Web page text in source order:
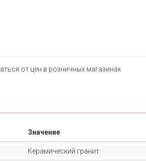
от цен в розничных магазинах
Значение
Керамический гранит